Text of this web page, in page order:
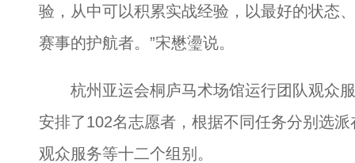
验，从中可以积累实战经验，以最好的状态
赛事的护航者。”宋懋璗说。
杭州亚运会桐庐马术场馆运行团队观众服
安排了102名志愿者，根据不同任务分别选
观众服务等十二个组别。